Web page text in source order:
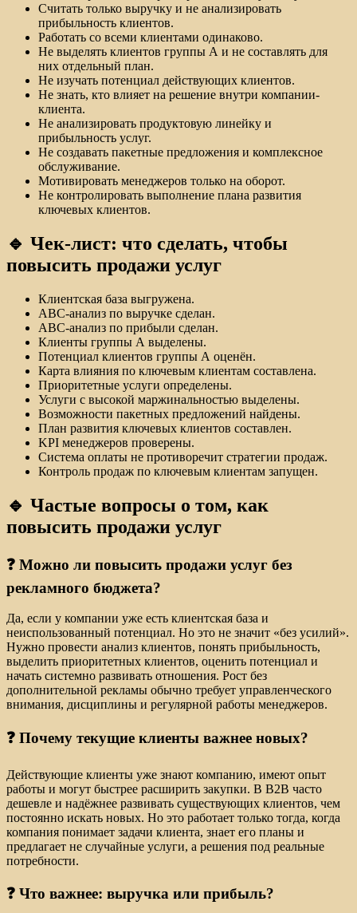
Считать только выручку и не анализировать
прибыльность клиентов.
Работать со всеми клиентами одинаково.
Не выделять клиентов группы А и не составлять для
них отдельный план.
Не изучать потенциал действующих клиентов.
Не знать, кто влияет на решение внутри компании-
клиента.
Не анализировать продуктовую линейку и
прибыльность услуг.
Не создавать пакетные предложения и комплексное
обслуживание.
Мотивировать менеджеров только на оборот.
Не контролировать выполнение плана развития
ключевых клиентов.
🔹 Чек-лист: что сделать, чтобы
повысить продажи услуг
Клиентская база выгружена.
ABC-анализ по выручке сделан.
ABC-анализ по прибыли сделан.
Клиенты группы А выделены.
Потенциал клиентов группы А оценён.
Карта влияния по ключевым клиентам составлена.
Приоритетные услуги определены.
Услуги с высокой маржинальностью выделены.
Возможности пакетных предложений найдены.
План развития ключевых клиентов составлен.
KPI менеджеров проверены.
Система оплаты не противоречит стратегии продаж.
Контроль продаж по ключевым клиентам запущен.
🔹 Частые вопросы о том, как
повысить продажи услуг
❓ Можно ли повысить продажи услуг без
рекламного бюджета?
Да, если у компании уже есть клиентская база и
неиспользованный потенциал. Но это не значит «без усилий».
Нужно провести анализ клиентов, понять прибыльность,
выделить приоритетных клиентов, оценить потенциал и
начать системно развивать отношения. Рост без
дополнительной рекламы обычно требует управленческого
внимания, дисциплины и регулярной работы менеджеров.
❓ Почему текущие клиенты важнее новых?
Действующие клиенты уже знают компанию, имеют опыт
работы и могут быстрее расширить закупки. В B2B часто
дешевле и надёжнее развивать существующих клиентов, чем
постоянно искать новых. Но это работает только тогда, когда
компания понимает задачи клиента, знает его планы и
предлагает не случайные услуги, а решения под реальные
потребности.
❓ Что важнее: выручка или прибыль?